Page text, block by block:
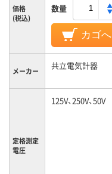
価格
(税込)
数量
カゴへ
メーカー 共立電気計器
定格測定
電圧
125V、250V、50V